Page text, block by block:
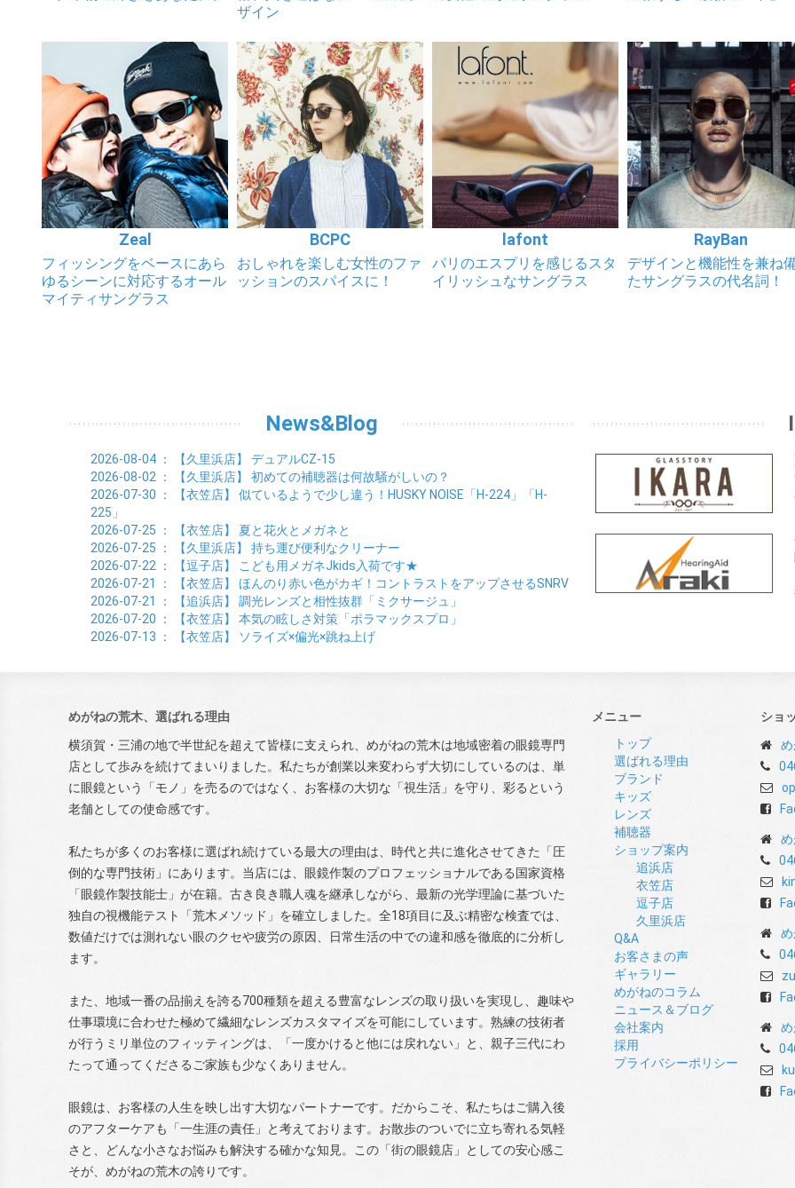
ザイン
Zeal
フィッシングをベースにあら
ゆるシーンに対応するオール
マイティサングラス
BCPC
おしゃれを楽しむ女性のファ
ッションのスパイスに！
lafont
パリのエスプリを感じるスタ
イリッシュなサングラス
RayBan
デザインと機能性を兼ね
たサングラスの代名詞！
News&Blog
2026-08-04 ： 【久里浜店】 デュアルCZ-15
2026-08-02 ： 【久里浜店】 初めての補聴器は何故騒がしいの？
2026-07-30 ： 【衣笠店】 似ているようで少し違う！HUSKY NOISE「H-224」「H-
225」
2026-07-25 ： 【衣笠店】 夏と花火とメガネと
2026-07-25 ： 【久里浜店】 持ち運び便利なクリーナー
2026-07-22 ： 【逗子店】
こども用メガネJkids入荷です★
2026-07-21
： 【衣笠店】 ほんのり赤い色がカギ！コントラストをアップさせるSNRV
2026-07-21
： 【追浜店】 調光レンズと相性抜群「ミクサージュ」
2026-07-20 ： 【衣笠店】 本気の眩しさ対策「ポラマックスプロ」
2026-07-13 ： 【衣笠店】 ソライズ×偏光×跳ね上げ
めがねの荒木、選ばれる理由
横須賀・三浦の地で半世紀を超えて皆様に支えられ、めがねの荒木は地域密着の眼鏡専門
店として歩みを続けてまいりました。私たちが創業以来変わらず大切にしているのは、単
に眼鏡という「モノ」を売るのではなく、お客様の大切な「視生活」を守り、彩るという
老舗としての使命感です。
私たちが多くのお客様に選ばれ続けている最大の理由は、時代と共に進化させてきた「圧
倒的な専門技術」にあります。当店には、眼鏡作製のプロフェッショナルである国家資格
「眼鏡作製技能士」が在籍。古き良き職人魂を継承しながら、最新の光学理論に基づいた
独自の視機能テスト「荒木メソッド」を確立しました。全18項目に及ぶ精密な検査では、
数値だけでは測れない眼のクセや疲労の原因、日常生活の中での違和感を徹底的に分析し
ます。
また、地域一番の品揃えを誇る700種類を超える豊富なレンズの取り扱いを実現し、趣味や
仕事環境に合わせた極めて繊細なレンズカスタマイズを可能にしています。熟練の技術者
が行うミリ単位のフィッティングは、「一度かけると他には戻れない」と、親子三代にわ
たって通ってくださるご家族も少なくありません。
眼鏡は、お客様の人生を映し出す大切なパートナーです。だからこそ、私たちはご購入後
のアフターケアも「一生涯の責任」と考えております。お散歩のついでに立ち寄れる気軽
さと、どんな小さなお悩みも解決する確かな知見。この「街の眼鏡店」としての安心感こ
そが、めがねの荒木の誇りです。
メニュー
トップ
選ばれる理由
ブランド
キッズ
レンズ
補聴器
ショップ案内
追浜店
衣笠店
逗子店
久里浜店
Q&A
お客さまの声
ギャラリー
めがねのコラム
ニュース＆ブログ
会社案内
採用
プライバシーポリシー
ショ